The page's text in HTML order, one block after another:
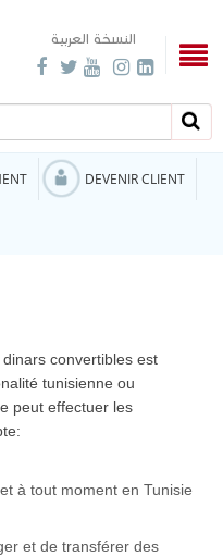
النسخة العربية
DEVENIR CLIENT
convertibles est
tunisienne ou
peut effectuer les
à tout moment en Tunisie
et de transférer des